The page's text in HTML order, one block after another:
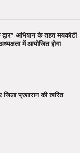
अभियान के तहत मयकोटी
में आयोजित होगा
प्रशासन की त्वरित